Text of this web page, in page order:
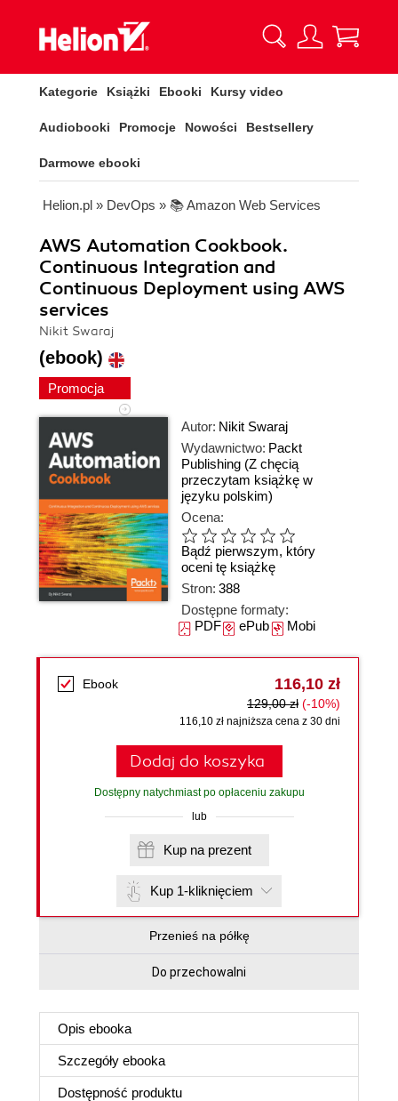
Kategorie Książki Ebooki Kursy video
Audiobooki Promocje Nowości Bestsellery
Darmowe ebooki
Helion.pl » DevOps » 📚 Amazon Web Services
AWS Automation Cookbook.
Continuous Integration and
Continuous Deployment using AWS
services
Nikit Swaraj
(ebook)
Promocja
Autor: Nikit Swaraj
Wydawnictwo: Packt
Publishing (Z chęcią
przeczytam książkę w
języku polskim)
Ocena:
Bądź pierwszym, który
oceni tę książkę
Stron: 388
Dostępne formaty:
PDFePubMobi
Ebook 116,10 zł
129,00 zł (-10%)
116,10 zł najniższa cena z 30 dni
Dodaj do koszyka
Dostępny natychmiast po opłaceniu zakupu
lub
Kup na prezent
Kup 1-kliknięciem
Przenieś na półkę
Do przechowalni
Opis ebooka
Szczegóły ebooka
Dostępność produktu